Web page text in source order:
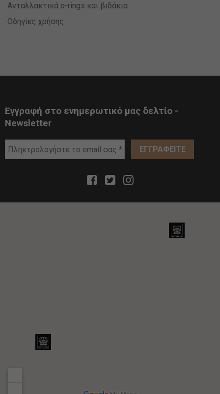
Ανταλλακτικά o-rings και βιδάκια
Οδηγίες χρήσης
Εγγραφή στο ενημερωτικό μας δελτίο -
Newsletter